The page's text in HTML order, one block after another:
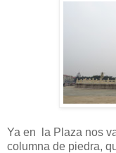
Ya en la Plaza nos
columna de piedra,